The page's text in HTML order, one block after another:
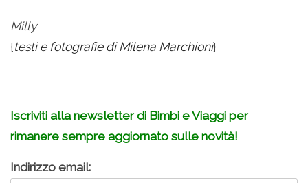
Milly
{testi e fotografie di Milena Marchioni}
Iscriviti alla newsletter di Bimbi e Viaggi per
rimanere sempre aggiornato sulle novità!
Indirizzo email: